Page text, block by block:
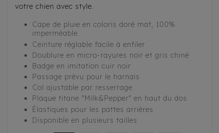
votre chien avec style.
Cape de pluie en coloris doré mat, 100%
imperméable
Ceinture réglable facile à enfiler
Doublure en micro-rayures noir et gris chiné
Badge en imitation cuir noir
Passage prévu pour le harnais
Col ajustable par resserrage
Plaque titane "Milk&Pepper" en haut du dos
Élastiques pour les pattes arrières
Disponible en plusieurs tailles